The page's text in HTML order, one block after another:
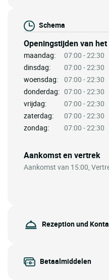
Schema
Openingstijden van
maandag:
07:00 - 22:30
dinsdag:
07:00 - 22:30
woensdag:
07:00 - 22:30
donderdag: 07:00 - 22:30
vrijdag:
07:00 - 22:30
zaterdag:
07:00 - 22:30
zondag:
07:00 - 22:30
Aankomst en vertrek
Aankomst van 15:00,
Rezeption und
Betaalmiddelen